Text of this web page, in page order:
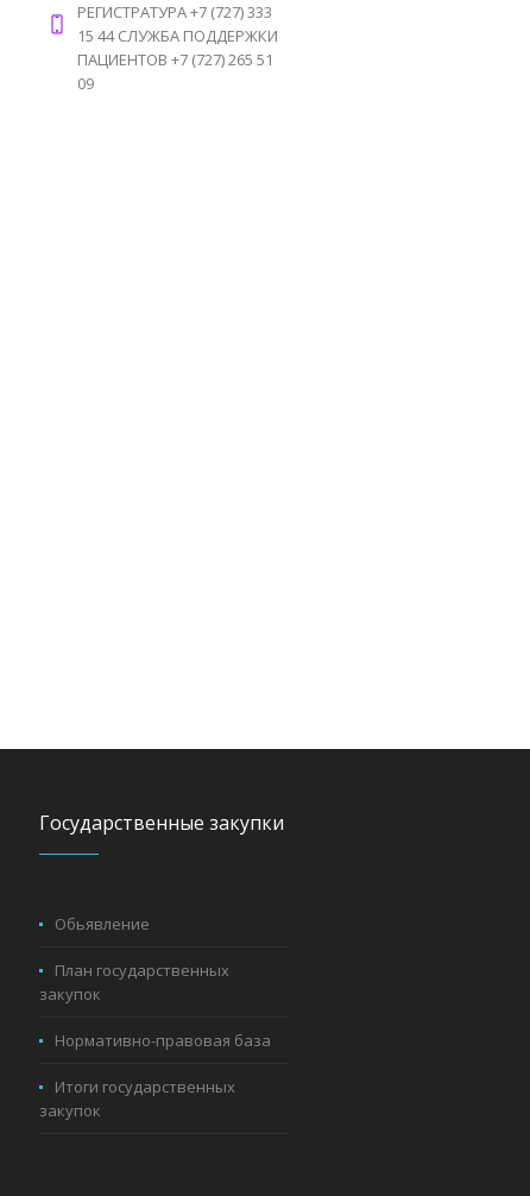
РЕГИСТРАТУРА +7 (727) 333
15 44 СЛУЖБА ПОДДЕРЖКИ
ПАЦИЕНТОВ +7 (727) 265 51
09
Государственные закупки
Обьявление
План государственных
закупок
Нормативно-правовая база
Итоги государственных
закупок